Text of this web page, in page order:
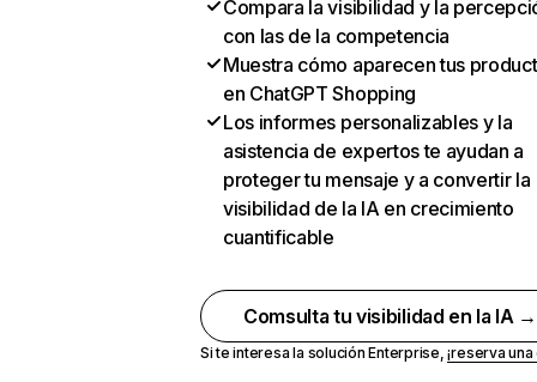
Compara la visibilidad y la
con las de la competencia
Muestra cómo aparecen tus
en ChatGPT Shopping
Los informes personalizables y la
asistencia de expertos te ayudan a
proteger tu mensaje y a convertir la
visibilidad de la IA en crecimiento
cuantificable
Comsulta tu visibilidad en la IA →
Si te interesa la solución Enterprise,¡reserva